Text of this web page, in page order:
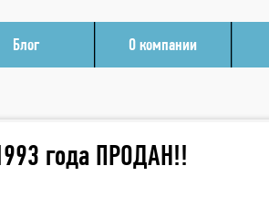
Блог О компании
года ПРОДАН!!